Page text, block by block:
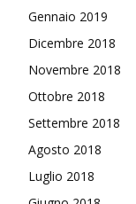
Gennaio 2019
Dicembre 2018
Novembre 2018
Ottobre 2018
Settembre 2018
Agosto 2018
Luglio 2018